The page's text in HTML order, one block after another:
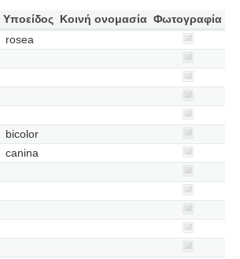
Υποείδος Κοινή ονομασία Φωτογραφία
rosea
bicolor
canina